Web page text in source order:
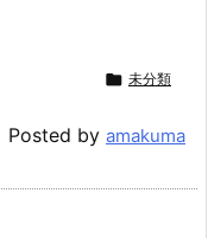
 未分類
Posted by amakuma